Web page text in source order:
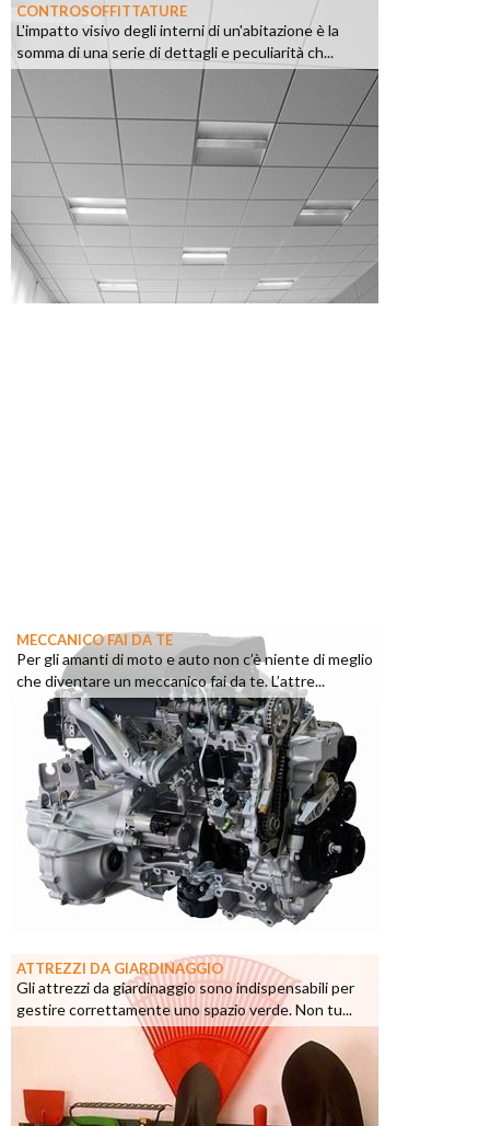
CONTROSOFFITTATURE
L'impatto visivo degli interni di un'abitazione è la
somma di una serie di dettagli e peculiarità ch...
MECCANICO FAI DA TE
Per gli amanti di moto e auto non c’è niente di meglio
che diventare un meccanico fai da te. L’attre...
ATTREZZI DA GIARDINAGGIO
Gli attrezzi da giardinaggio sono indispensabili per
gestire correttamente uno spazio verde. Non tu...